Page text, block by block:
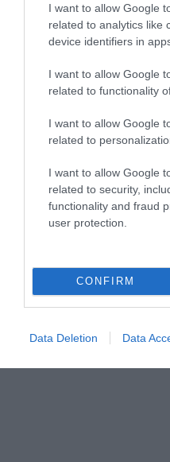
I want to allow Google
related to analytics like
device identifiers in
I want to allow Google
related to functionality
I want to allow Google
related to
I want to allow Google
related to security,
functionality and fraud
user protection.
CONFIRM
Data Deletion Data
Sokan
Utolsó
a…
PÁL GÁBOR